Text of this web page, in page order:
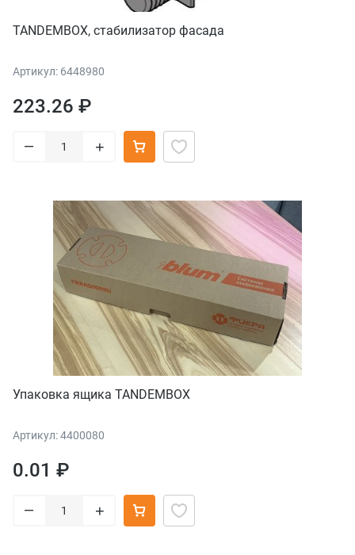
TANDEMBOX, стабилизатор фасада
Артикул: 6448980
223.26 ₽
– +
Упаковка ящика TANDEMBOX
Артикул: 4400080
0.01 ₽
– +